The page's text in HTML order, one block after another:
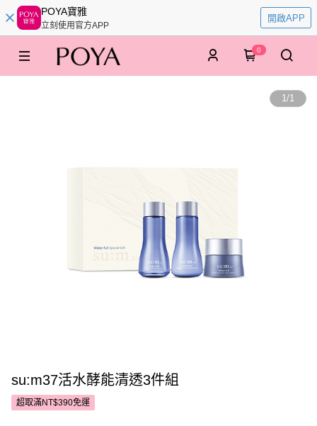
POYA寶雅
立刻使用官方APP
開啟APP
0
1/1
su:m37活水酵能清透3件組
超取滿NT$390免運